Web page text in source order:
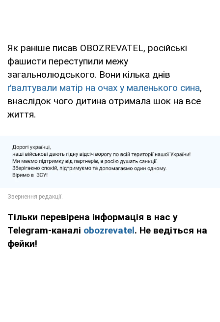
Як раніше писав OBOZREVATEL, російські
фашисти переступили межу
загальнолюдського. Вони кілька днів
ґвалтували матір на очах у маленького сина,
внаслідок чого дитина отримала шок на все
життя.
Тільки перевірена інформація в нас у
Telegram-каналі obozrevatel. Не ведіться на
фейки!